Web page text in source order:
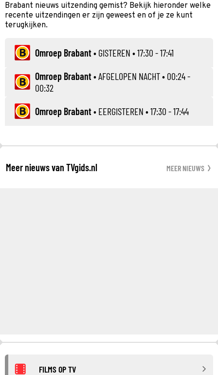
Brabant nieuws uitzending gemist? Bekijk hieronder welke
recente uitzendingen er zijn geweest en of je ze kunt
terugkijken.
Omroep Brabant• GISTEREN • 17:30 - 17:41
Omroep Brabant•AFGELOPEN NACHT• 00:24 -
00:32
Omroep Brabant• EERGISTEREN • 17:30 - 17:44
Meer nieuws van TVgids.nl MEER NIEUWS
FILMS OP TV